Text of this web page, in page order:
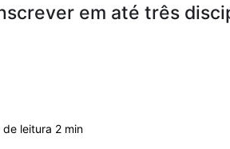
em até três